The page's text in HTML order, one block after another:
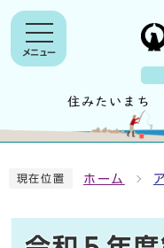
メニュー
現在位置 ホーム